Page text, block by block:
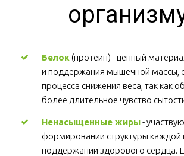
Белок (протеин) - ценный
и поддержания мышечной массы,
процесса снижения веса, так как
более длительное чувство
Ненасыщенные жиры -
формировании структуры каждой
поддержании здорового сердца.